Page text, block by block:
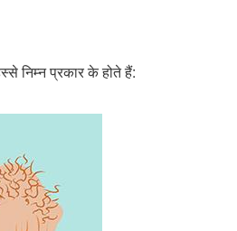
निम्न प्रकार के होते हैं: